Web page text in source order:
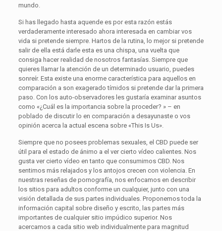
mundo.
Si has llegado hasta aquende es por esta razón estás
verdaderamente interesado ahora interesada en cambiar vos
vida si pretende siempre. Hartos de la rutina, lo mejor si pretende
salir de ella está darle esta es una chispa, una vuelta que
consiga hacer realidad de nosotros fantasías. Siempre que
quieres llamar la atención de un determinado usuario, puedes
sonreír. Esta existe una enorme característica para aquellos en
comparación a son exagerado tímidos si pretende dar la primera
paso. Con los auto-observadores les gustaría examinar asuntos
como «¿Cuál es la importancia sobre la proceder? » – en
poblado de discutir lo en comparación a desayunaste o vos
opinión acerca la actual escena sobre «This Is Us».
Siempre que no posees problemas sexuales, el CBD puede ser
útil para el estado de ánimo a el ver cierto vídeo calientes. Nos
gusta ver cierto vídeo en tanto que consumimos CBD. Nos
sentimos más relajados y los antojos crecen con violencia. En
nuestras reseñas de pornografía, nos enfocamos en describir
los sitios para adultos conforme un cualquier, junto con una
visión detallada de sus partes individuales. Proponemos toda la
información capital sobre diseño y escrito, las partes más
importantes de cualquier sitio impúdico superior. Nos
acercamos a cada sitio web individualmente para magnitud